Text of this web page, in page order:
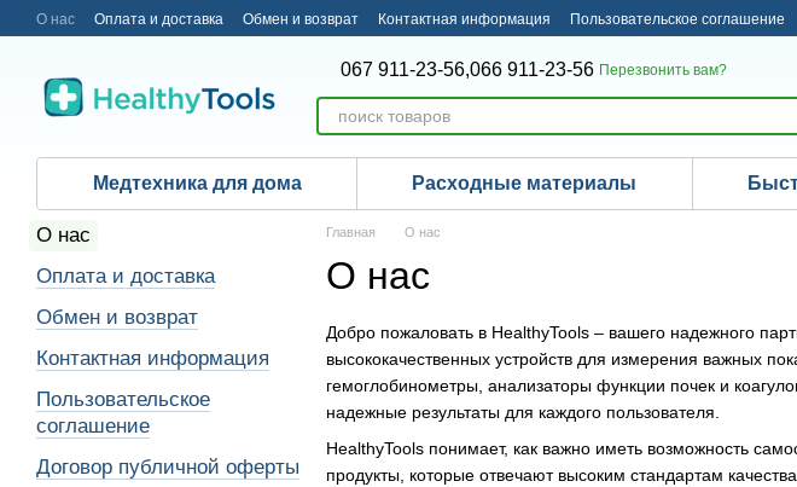
Перейти к основному контенту
О нас Оплата и доставка Обмен и возврат Контактная информация Пользовательское соглашение
067 911-23-56,066 911-23-56 Перезвонить вам?
Медтехника для дома Расходные материалы
Главная О нас
О нас
Добро пожаловать в HealthyTools – вашего надежного
высококачественных устройств для измерения важных
гемоглобинометры, анализаторы функции почек и
надежные результаты для каждого пользователя.
HealthyTools понимает, как важно иметь возможность
продукты, которые отвечают высоким стандартам
О нас
Оплата и доставка
Обмен и возврат
Контактная информация
Пользовательское
соглашение
Договор публичной оферты